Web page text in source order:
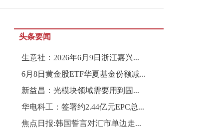
头条要闻
生意社：2026年6月9日浙江嘉兴...
6月8日黄金股ETF华夏基金份额减...
新益昌：光模块领域需要用到固...
华电科工：签署约2.44亿元EPC总...
焦点日报:韩国誓言对汇市单边走...